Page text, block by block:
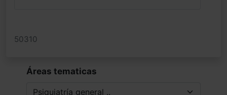
50310
Áreas tematicas